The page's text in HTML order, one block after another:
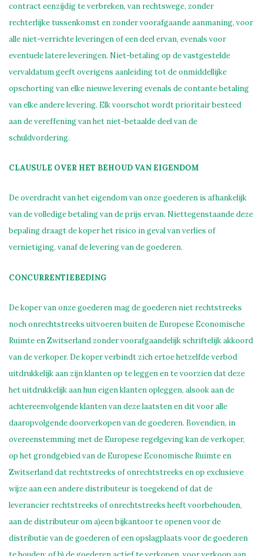
contract eenzijdig te verbreken, van rechtswege, zonder
rechterlijke tussenkomst en zonder voorafgaande aanmaning, voor
alle niet-verrichte leveringen of een deel ervan, evenals voor
eventuele latere leveringen. Niet-betaling op de vastgestelde
vervaldatum geeft overigens aanleiding tot de onmiddellijke
opschorting van elke nieuwe levering evenals de contante betaling
van elke andere levering. Elk voorschot wordt prioritair besteed
aan de vereffening van het niet-betaalde deel van de
schuldvordering.
CLAUSULE OVER HET BEHOUD VAN EIGENDOM
De overdracht van het eigendom van onze goederen is afhankelijk
van de volledige betaling van de prijs ervan. Niettegenstaande deze
bepaling draagt de koper het risico in geval van verlies of
vernietiging, vanaf de levering van de goederen.
CONCURRENTIEBEDING
De koper van onze goederen mag de goederen niet rechtstreeks
noch onrechtstreeks uitvoeren buiten de Europese Economische
Ruimte en Zwitserland zonder voorafgaandelijk schriftelijk akkoord
van de verkoper. De koper verbindt zich ertoe hetzelfde verbod
uitdrukkelijk aan zijn klanten op te leggen en te voorzien dat deze
het uitdrukkelijk aan hun eigen klanten opleggen, alsook aan de
achtereenvolgende klanten van deze laatsten en dit voor alle
daaropvolgende doorverkopen van de goederen. Bovendien, in
overeenstemming met de Europese regelgeving kan de verkoper,
op het grondgebied van de Europese Economische Ruimte en
Zwitserland dat rechtstreeks of onrechtstreeks en op exclusieve
wijze aan een andere distributeur is toegekend of dat de
leverancier rechtstreeks of onrechtstreeks heeft voorbehouden,
aan de distributeur om a)een bijkantoor te openen voor de
distributie van de goederen of een opslagplaats voor de goederen